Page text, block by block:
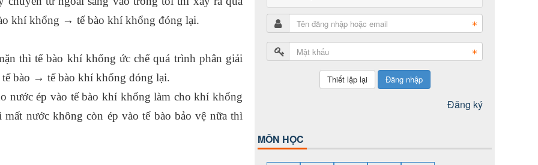
khí khổng → tế bào khí khổng đóng lại.
thì tế bào khí khổng ức chế quá trình phân giải
bào → tế bào khí khổng đóng lại.
nước ép vào tế bào khí khổng làm cho khí khổng
nước không còn ép vào tế bào bảo vệ nữa thì
Đăng nhập
Đăng ký
MÔN HỌC